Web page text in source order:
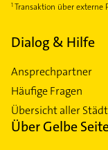
Transaktion über externe
Dialog & Hilfe
Ansprechpartner
Häufige Fragen
Übersicht aller
Über Gelbe